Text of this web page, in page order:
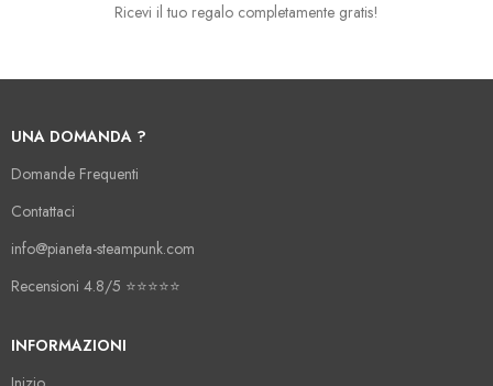
Ricevi il tuo regalo completamente gratis!
UNA DOMANDA ?
Domande Frequenti
Contattaci
info@pianeta-steampunk.com
Recensioni 4.8/5 ⭐️⭐️⭐️⭐️⭐️
INFORMAZIONI